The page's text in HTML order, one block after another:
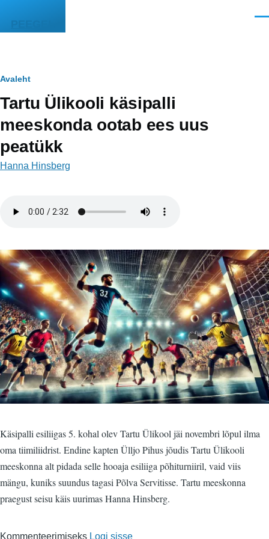
PEEGEL
Leivapuru
Avaleht
Tartu Ülikooli käsipalli
meeskonda ootab ees uus
peatükk
Hanna Hinsberg
Käsipalli esiliigas 5. kohal olev Tartu Ülikool jäi novembri lõpul ilma
oma tiimiliidrist. Endine kapten Ülljo Pihus jõudis Tartu Ülikooli
meeskonna alt pidada selle hooaja esiliiga põhiturniiril, vaid viis
mängu, kuniks suundus tagasi Põlva Servitisse. Tartu meeskonna
praegust seisu käis uurimas Hanna Hinsberg.
Kommenteerimiseks Logi sisse